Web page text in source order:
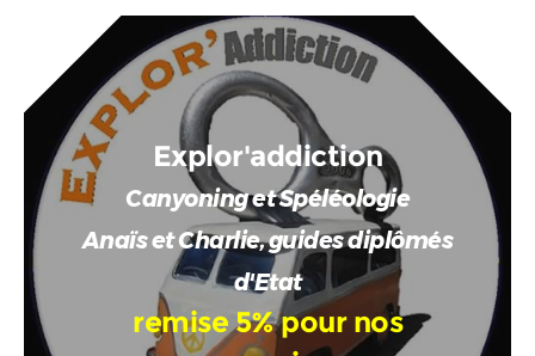
Explor'addiction
Canyoning et Spéléologie
Anaïs et Charlie, guides diplômés
d'Etat
remise 5% pour nos